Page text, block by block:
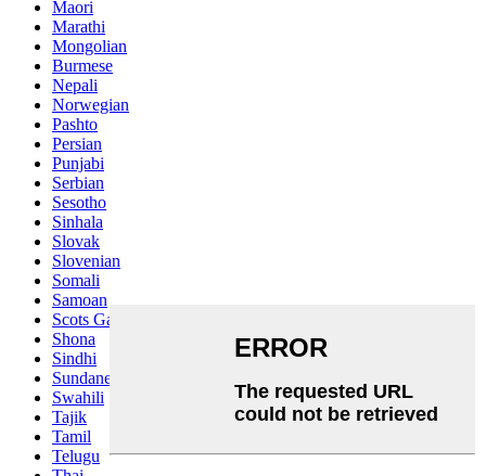
Maori
Marathi
Mongolian
Burmese
Nepali
Norwegian
Pashto
Persian
Punjabi
Serbian
Sesotho
Sinhala
Slovak
Slovenian
Somali
Samoan
Scots Gaelic
Shona
Sindhi
Sundanese
Swahili
Tajik
Tamil
Telugu